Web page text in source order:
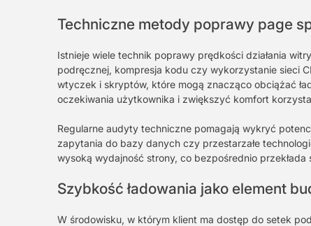
Techniczne metody poprawy page
Istnieje wiele technik poprawy prędkości działania
podręcznej, kompresja kodu czy wykorzystanie sieci
wtyczek i skryptów, które mogą znacząco obciążać
oczekiwania użytkownika i zwiększyć komfort
Regularne audyty techniczne pomagają wykryć
zapytania do bazy danych czy przestarzałe
wysoką wydajność strony, co bezpośrednio
Szybkość ładowania jako element
W środowisku, w którym klient ma dostęp do setek